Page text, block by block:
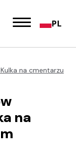
PL
na cmentarzu
na